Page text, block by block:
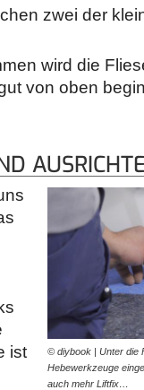
zwei der
wird die
von oben
© diybook | Unter die
Hebewerkzeuge
auch mehr Liftfix…
ist